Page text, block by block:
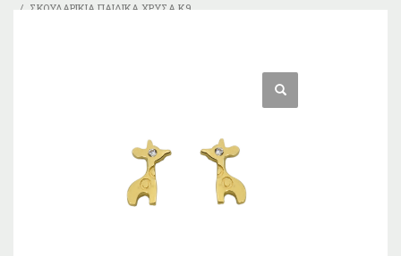
ΣΚΟΥΛΑΡΊΚΙΑ ΠΑΙΔΙΚΆ ΧΡΥΣΆ Κ9